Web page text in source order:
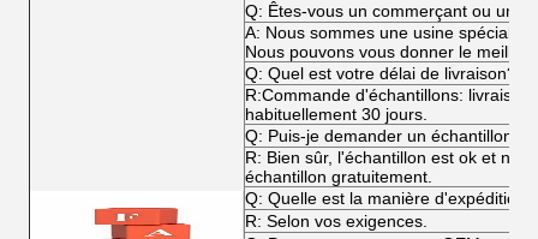
Q: Êtes-vous un commerçant ou un
A: Nous sommes une usine
Nous pouvons vous donner le
Q: Quel est votre délai de livraison?
R:Commande d'échantillons:
habituellement 30 jours.
Q: Puis-je demander un échantillon?
R: Bien sûr, l'échantillon est ok et
échantillon gratuitement.
Q: Quelle est la manière d'expédition?
R: Selon vos exigences.